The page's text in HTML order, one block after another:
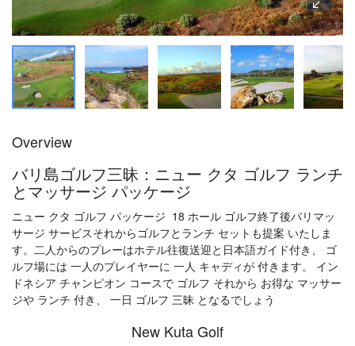
Overview
バリ島ゴルフ三昧：ニュー クタ ゴルフ ランチ
とマッサージ パッケージ
ニュー クタ ゴルフ パッケージ 18 ホール ゴルフ終了後バリマッ
サージ サービスそれからゴルフとランチ セットも提案 いたしま
す。二人からのプレーはホテル往復送迎と日本語ガイド付き、 ゴ
ルフ場には 一人のプレイヤーに 一人 キャディが 付きます。 イン
ドネシア チャンピオン コースで ゴルフ それから お得な マッサー
ジや ランチ 付き、 一日 ゴルフ 三昧 となるでしょう
New Kuta Golf